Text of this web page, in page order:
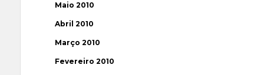
Maio 2010
Abril 2010
Março 2010
Fevereiro 2010